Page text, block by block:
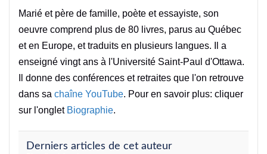
Marié et père de famille, poète et essayiste, son
oeuvre comprend plus de 80 livres, parus au Québec
et en Europe, et traduits en plusieurs langues. Il a
enseigné vingt ans à l'Université Saint-Paul d'Ottawa.
Il donne des conférences et retraites que l'on retrouve
dans sa chaîne YouTube. Pour en savoir plus: cliquer
sur l'onglet Biographie.
Derniers articles de cet auteur